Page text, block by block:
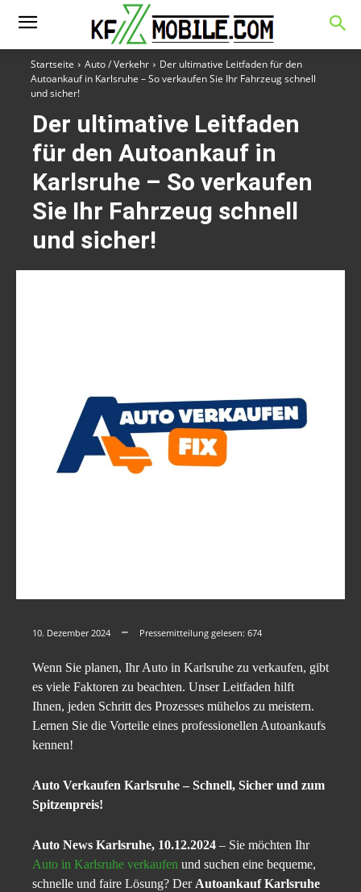
Startseite Auto / Verkehr
Der ultimative Leitfaden für den
Autoankauf in Karlsruhe – So verkaufen Sie Ihr Fahrzeug schnell
und sicher!
Der ultimative Leitfaden
für den Autoankauf in
Karlsruhe – So verkaufen
Sie Ihr Fahrzeug schnell
und sicher!
10. Dezember 2024 Pressemitteilung gelesen: 674
Wenn Sie planen, Ihr Auto in Karlsruhe zu verkaufen, gibt
es viele Faktoren zu beachten. Unser Leitfaden hilft
Ihnen, jeden Schritt des Prozesses mühelos zu meistern.
Lernen Sie die Vorteile eines professionellen Autoankaufs
kennen!
Auto Verkaufen Karlsruhe – Schnell, Sicher und zum
Spitzenpreis!
Auto News Karlsruhe, 10.12.2024 – Sie möchten Ihr
Auto in Karlsruhe verkaufen und suchen eine bequeme,
schnelle und faire Lösung? Der Autoankauf Karlsruhe